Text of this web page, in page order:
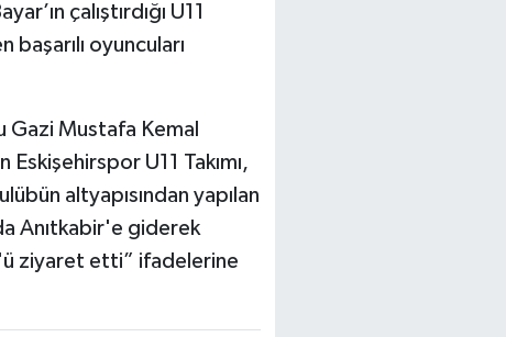
çalıştırdığı U11
başarılı oyuncuları
Gazi Mustafa Kemal
U11 Takımı,
altyapısından yapılan
Anıtkabir'e giderek
ziyaret etti” ifadelerine